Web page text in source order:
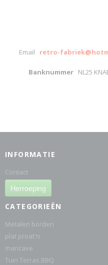
Email retro-
Banknummer NL25
INFORMATIE
Contact
Herroeping
CATEGORIEËN
Metalen borden
plat proat'n
mancave
Tuin Terras BBQ